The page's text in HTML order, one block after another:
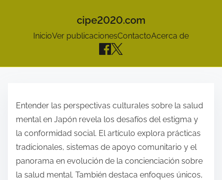
cipe2020.com
InicioVer publicacionesContactoAcerca de
Entender las perspectivas culturales sobre la salud
mental en Japón revela los desafíos del estigma y
la conformidad social. El artículo explora prácticas
tradicionales, sistemas de apoyo comunitario y el
panorama en evolución de la concienciación sobre
la salud mental. También destaca enfoques únicos,